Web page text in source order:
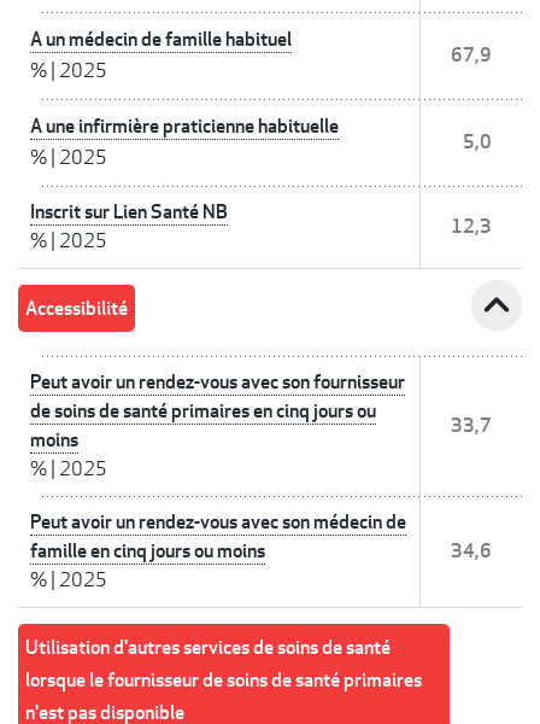
A un médecin de famille habituel
% 2025
67,9
A une infirmière praticienne habituelle
% 2025
5,0
Inscrit sur Lien Santé NB
% 2025
12,3
Accessibilité expand_less
Peut avoir un rendez-vous avec son fournisseur
de soins de santé primaires en cinq jours ou
moins
% 2025
33,7
Peut avoir un rendez-vous avec son médecin de
famille en cinq jours ou moins
% 2025
34,6
Utilisation d'autres services de soins de santé
lorsque le fournisseur de soins de santé primaires
n'est pas disponible